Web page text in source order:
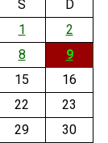
S
D
1
2
8
9
15
16
22
23
29
30